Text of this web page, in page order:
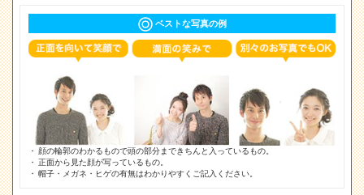
ベストな写真の例
顔の輪郭のわかるもので頭の部分まできちんと入っているもの。
正面から見た顔が写っているもの。
帽子・メガネ・ヒゲの有無はわかりやすくご記入ください。